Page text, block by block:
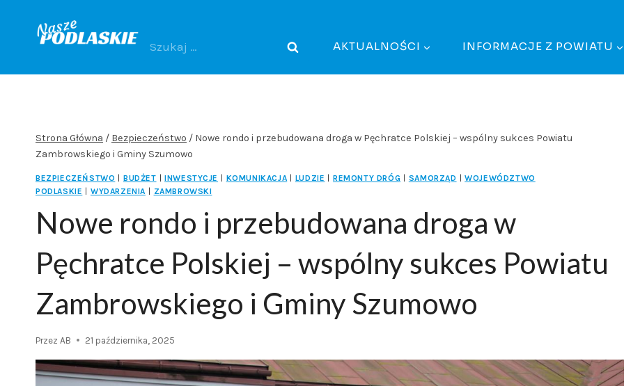
Szukaj:
AKTUALNOŚCI INFORMACJE Z POWIATU
Strona Główna / Bezpieczeństwo / Nowe rondo i przebudowana droga w Pęchratce Polskiej – wspólny sukces Powiatu
Zambrowskiego i Gminy Szumowo
BEZPIECZEŃSTWO BUDŻET INWESTYCJE KOMUNIKACJA LUDZIE REMONTY DRÓG SAMORZĄD
WOJEWÓDZTWO
PODLASKIE
WYDARZENIA ZAMBROWSKI
Nowe rondo i przebudowana droga w
Pęchratce Polskiej – wspólny sukces Powiatu
Zambrowskiego i Gminy Szumowo
Przez AB 21 października, 2025